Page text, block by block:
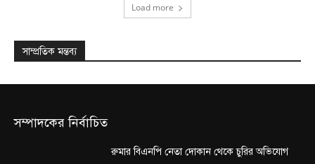
Load more
সাম্প্রতিক মন্তব্য
সম্পাদকের নির্বাচিত
রুমার বিএনপি নেতা দোকান থেকে চুরির অভিযোগ